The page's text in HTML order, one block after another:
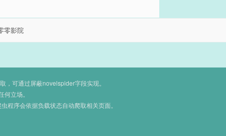
零影院
，可通过屏蔽novelspider字段实现。
立场。
程序会依据负载状态自动爬取相关页面。